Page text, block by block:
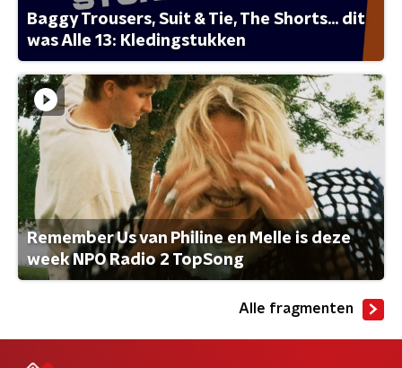
Baggy Trousers, Suit & Tie, The Shorts... dit
was Alle 13: Kledingstukken
Remember Us van Philine en Melle is deze
week NPO Radio 2 TopSong
Alle fragmenten